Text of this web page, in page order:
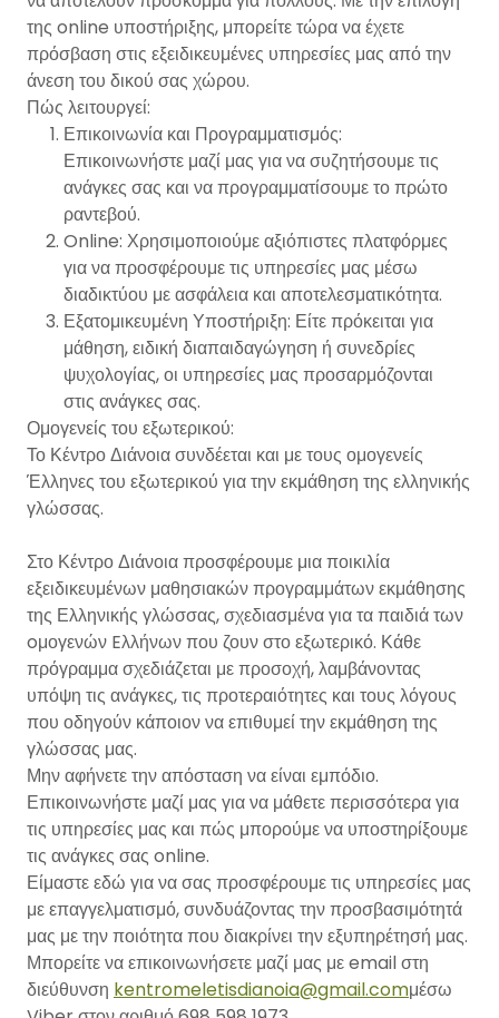
της online υποστήριξης, μπορείτε τώρα να έχετε
πρόσβαση στις εξειδικευμένες υπηρεσίες μας από την
άνεση του δικού σας χώρου.
Πώς λειτουργεί:
Επικοινωνία και Προγραμματισμός:
Επικοινωνήστε μαζί μας για να συζητήσουμε τις
ανάγκες σας και να προγραμματίσουμε το πρώτο
ραντεβού.
Online: Χρησιμοποιούμε αξιόπιστες πλατφόρμες
για να προσφέρουμε τις υπηρεσίες μας μέσω
διαδικτύου με ασφάλεια και αποτελεσματικότητα.
Εξατομικευμένη Υποστήριξη: Είτε πρόκειται για
μάθηση, ειδική διαπαιδαγώγηση ή συνεδρίες
ψυχολογίας, οι υπηρεσίες μας προσαρμόζονται
στις ανάγκες σας.
Ομογενείς του εξωτερικού:
Το Κέντρο Διάνοια συνδέεται και με τους ομογενείς
Έλληνες του εξωτερικού για την εκμάθηση της ελληνικής
γλώσσας.
Στο Κέντρο Διάνοια προσφέρουμε μια ποικιλία
εξειδικευμένων μαθησιακών προγραμμάτων εκμάθησης
της Ελληνικής γλώσσας, σχεδιασμένα για τα παιδιά των
oμογενών Eλλήνων που ζουν στο εξωτερικό. Κάθε
πρόγραμμα σχεδιάζεται με προσοχή, λαμβάνοντας
υπόψη τις ανάγκες, τις προτεραιότητες και τους λόγους
που οδηγούν κάποιον να επιθυμεί την εκμάθηση της
γλώσσας μας.
Μην αφήνετε την απόσταση να είναι εμπόδιο.
Επικοινωνήστε μαζί μας για να μάθετε περισσότερα για
τις υπηρεσίες μας και πώς μπορούμε να υποστηρίξουμε
τις ανάγκες σας online.
Είμαστε εδώ για να σας προσφέρουμε τις υπηρεσίες μας
με επαγγελματισμό, συνδυάζοντας την προσβασιμότητά
μας με την ποιότητα που διακρίνει την εξυπηρέτησή μας.
Μπορείτε να επικοινωνήσετε μαζί μας με email στη
διεύθυνση kentromeletisdianoia@gmail.comμέσω